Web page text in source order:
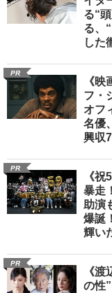
る“
る、
した
PR
《
フ・
オフ
名優
興収
PR
《
暴走
助演
爆誕
輝い
PR
《
の性